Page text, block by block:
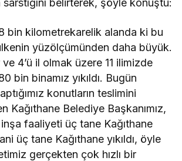
bin kilometrekarelik alanda ki bu
yüzölçümünden daha büyük.
4’ü il olmak üzere 11 ilimizde
bin binamız yıkıldı. Bugün
konutların teslimini
Kağıthane Belediye Başkanımız,
inşa faaliyeti üç tane Kağıthane
üç tane Kağıthane yıkıldı, öyle
gerçekten çok hızlı bir